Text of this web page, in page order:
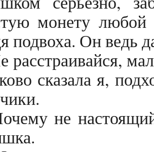
монету любой
подвоха. Он ведь
расстраивайся,
сказала я,
не